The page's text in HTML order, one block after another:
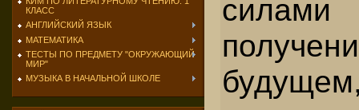
КЛАСС
АНГЛИЙСКИЙ ЯЗЫК
МАТЕМАТИКА
ТЕСТЫ ПО ПРЕДМЕТУ "ОКРУЖАЮЩИЙ
МИР"
МУЗЫКА В НАЧАЛЬНОЙ ШКОЛЕ